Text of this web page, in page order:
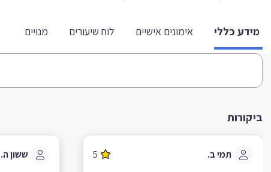
מידע כללי אימונים אישיים לוח שיעורים מנויים
ביקורות
תמי ב. 5 ששון ה.